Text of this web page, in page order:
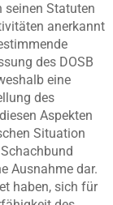
seinen Statuten
anerkannt
des DOSB
eine
des
Aspekten
Situation
Ausnahme dar.
haben, sich für